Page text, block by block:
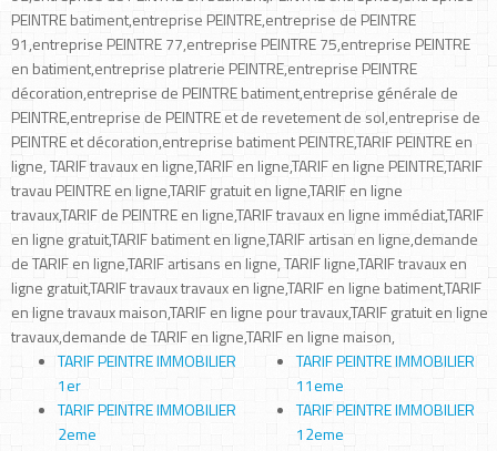
PEINTRE batiment,entreprise PEINTRE,entreprise de PEINTRE
91,entreprise PEINTRE 77,entreprise PEINTRE 75,entreprise PEINTRE
en batiment,entreprise platrerie PEINTRE,entreprise PEINTRE
décoration,entreprise de PEINTRE batiment,entreprise générale de
PEINTRE,entreprise de PEINTRE et de revetement de sol,entreprise de
PEINTRE et décoration,entreprise batiment PEINTRE,TARIF PEINTRE en
ligne, TARIF travaux en ligne,TARIF en ligne,TARIF en ligne PEINTRE,TARIF
travau PEINTRE en ligne,TARIF gratuit en ligne,TARIF en ligne
travaux,TARIF de PEINTRE en ligne,TARIF travaux en ligne immédiat,TARIF
en ligne gratuit,TARIF batiment en ligne,TARIF artisan en ligne,demande
de TARIF en ligne,TARIF artisans en ligne, TARIF ligne,TARIF travaux en
ligne gratuit,TARIF travaux travaux en ligne,TARIF en ligne batiment,TARIF
en ligne travaux maison,TARIF en ligne pour travaux,TARIF gratuit en ligne
travaux,demande de TARIF en ligne,TARIF en ligne maison,
TARIF PEINTRE IMMOBILIER
1er
TARIF PEINTRE IMMOBILIER
2eme
TARIF PEINTRE IMMOBILIER
11eme
TARIF PEINTRE IMMOBILIER
12eme